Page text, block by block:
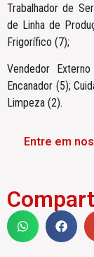
Trabalhador de
de Linha de
Frigorífico (7);
Vendedor
Encanador (5);
Limpeza (2).
Entre em